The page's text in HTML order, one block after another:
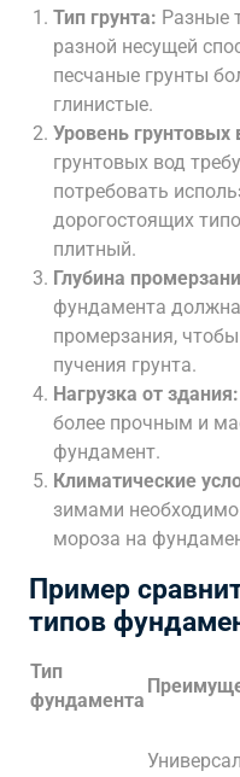
Тип грунта: Разные
разной несущей
песчаные грунты
глинистые.
Уровень грунтовых
грунтовых вод
потребовать
дорогостоящих
плитный.
Глубина
фундамента
промерзания,
пучения грунта.
Нагрузка от здания:
более прочным и
фундамент.
Климатические
зимами
мороза на
Пример
типов
Тип
фундамента